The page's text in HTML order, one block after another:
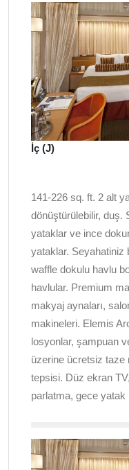
İç (J)
141-226 sq. ft. 2 alt
dönüştürülebilir, duş.
yataklar ve ince
yataklar. Seyahatiniz
waffle dokulu havlu
havlular. Premium
makyaj aynaları,
makineleri. Elemis
losyonlar, şampuan
üzerine ücretsiz taze
tepsisi. Düz ekran
parlatma, gece yatak